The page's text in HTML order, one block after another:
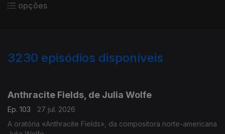
opções
3230 episódios disponíveis
Anthracite Fields, de Julia Wolfe
Ep. 103
27 jul. 2026
A oratória «Anthracite Fields», da compositora norte-americana